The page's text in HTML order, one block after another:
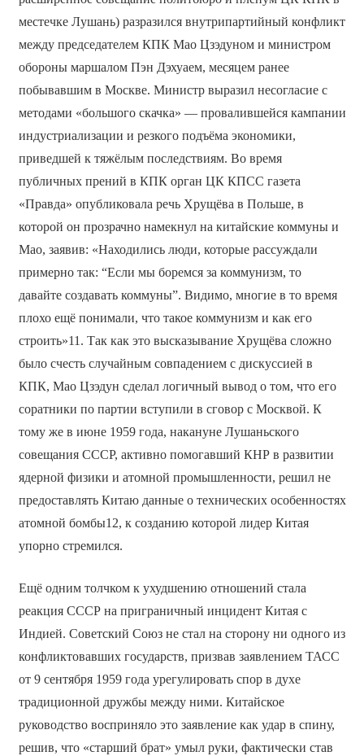
местечке Лушань) разразился внутрипартийный конфликт
между председателем КПК Мао Цзэдуном и министром
обороны маршалом Пэн Дэхуаем, месяцем ранее
побывавшим в Москве. Министр выразил несогласие с
методами «большого скачка» — провалившейся кампании
индустриализации и резкого подъёма экономики,
приведшей к тяжёлым последствиям. Во время
публичных прений в КПК орган ЦК КПСС газета
«Правда» опубликовала речь Хрущёва в Польше, в
которой он прозрачно намекнул на китайские коммуны и
Мао, заявив: «Находились люди, которые рассуждали
примерно так: “Если мы боремся за коммунизм, то
давайте создавать коммуны”. Видимо, многие в то время
плохо ещё понимали, что такое коммунизм и как его
строить»11. Так как это высказывание Хрущёва сложно
было счесть случайным совпадением с дискуссией в
КПК, Мао Цзэдун сделал логичный вывод о том, что его
соратники по партии вступили в сговор с Москвой. К
тому же в июне 1959 года, накануне Лушаньского
совещания СССР, активно помогавший КНР в развитии
ядерной физики и атомной промышленности, решил не
предоставлять Китаю данные о технических особенностях
атомной бомбы12, к созданию которой лидер Китая
упорно стремился.
Ещё одним толчком к ухудшению отношений стала
реакция СССР на приграничный инцидент Китая с
Индией. Советский Союз не стал на сторону ни одного из
конфликтовавших государств, призвав заявлением ТАСС
от 9 сентября 1959 года урегулировать спор в духе
традиционной дружбы между ними. Китайское
руководство восприняло это заявление как удар в спину,
решив, что «старший брат» умыл руки, фактически став